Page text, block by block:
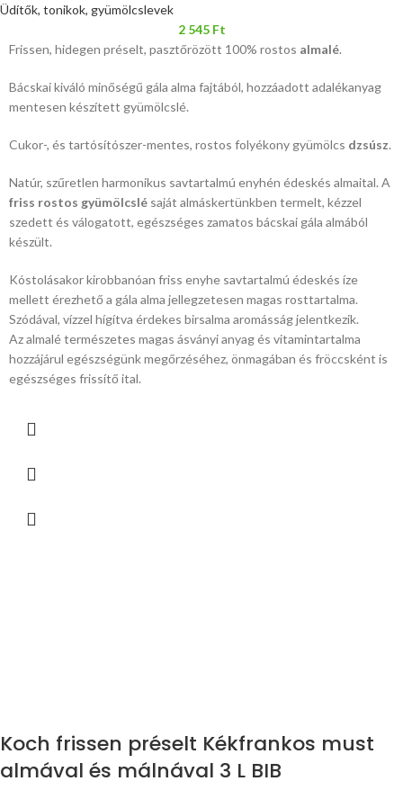
Üdítők, tonikok, gyümölcslevek
2 545 Ft
Frissen, hidegen préselt, pasztőrözött 100% rostos almalé.
Bácskai kiváló minőségű gála alma fajtából, hozzáadott adalékanyag
mentesen készített gyümölcslé.
Cukor-, és tartósítószer-mentes, rostos folyékony gyümölcs dzsúsz.
Natúr, szűretlen harmonikus savtartalmú enyhén édeskés almaital. A
friss rostos gyümölcslé saját almáskertünkben termelt, kézzel
szedett és válogatott, egészséges zamatos bácskai gála almából
készült.
Kóstolásakor kirobbanóan friss enyhe savtartalmú édeskés íze
mellett érezhető a gála alma jellegzetesen magas rosttartalma.
Szódával, vízzel hígítva érdekes birsalma aromásság jelentkezik.
Az almalé természetes magas ásványi anyag és vitamintartalma
hozzájárul egészségünk megőrzéséhez, önmagában és fröccsként is
egészséges frissítő ital.
Koch frissen préselt Kékfrankos must
almával és málnával 3 L BIB